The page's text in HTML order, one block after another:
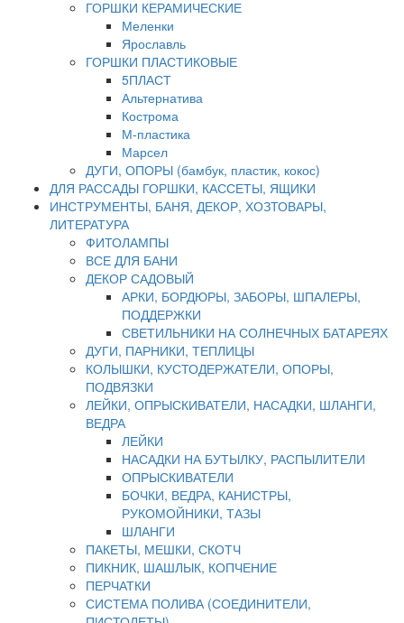
ГОРШКИ КЕРАМИЧЕСКИЕ
Меленки
Ярославль
ГОРШКИ ПЛАСТИКОВЫЕ
5ПЛАСТ
Альтернатива
Кострома
М-пластика
Марсел
ДУГИ, ОПОРЫ (бамбук, пластик, кокос)
ДЛЯ РАССАДЫ ГОРШКИ, КАССЕТЫ, ЯЩИКИ
ИНСТРУМЕНТЫ, БАНЯ, ДЕКОР, ХОЗТОВАРЫ,
ЛИТЕРАТУРА
ФИТОЛАМПЫ
ВСЕ ДЛЯ БАНИ
ДЕКОР САДОВЫЙ
АРКИ, БОРДЮРЫ, ЗАБОРЫ, ШПАЛЕРЫ,
ПОДДЕРЖКИ
СВЕТИЛЬНИКИ НА СОЛНЕЧНЫХ БАТАРЕЯХ
ДУГИ, ПАРНИКИ, ТЕПЛИЦЫ
КОЛЫШКИ, КУСТОДЕРЖАТЕЛИ, ОПОРЫ,
ПОДВЯЗКИ
ЛЕЙКИ, ОПРЫСКИВАТЕЛИ, НАСАДКИ, ШЛАНГИ,
ВЕДРА
ЛЕЙКИ
НАСАДКИ НА БУТЫЛКУ, РАСПЫЛИТЕЛИ
ОПРЫСКИВАТЕЛИ
БОЧКИ, ВЕДРА, КАНИСТРЫ,
РУКОМОЙНИКИ, ТАЗЫ
ШЛАНГИ
ПАКЕТЫ, МЕШКИ, СКОТЧ
ПИКНИК, ШАШЛЫК, КОПЧЕНИЕ
ПЕРЧАТКИ
СИСТЕМА ПОЛИВА (СОЕДИНИТЕЛИ,